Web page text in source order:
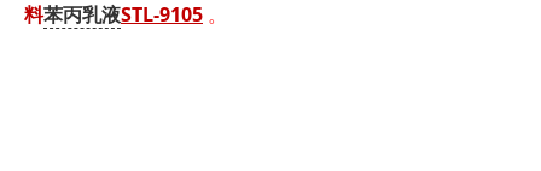
料苯丙乳液STL-9105 。